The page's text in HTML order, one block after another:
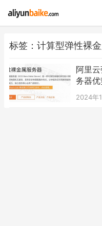
标签：计算型弹性裸
阿里
务器
2024年